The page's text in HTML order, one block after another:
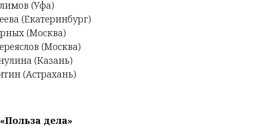
(Уфа)
(Екатеринбург)
(Москва)
(Москва)
(Казань)
(Астрахань)
дела»